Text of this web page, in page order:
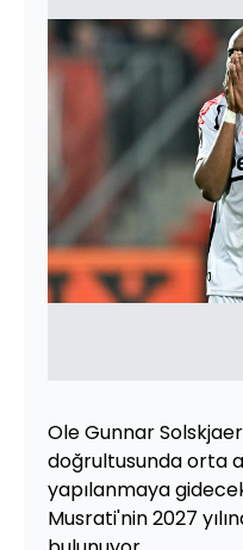
Ole Gunnar
doğrultusunda orta
yapılanmaya
Musrati'nin 2027